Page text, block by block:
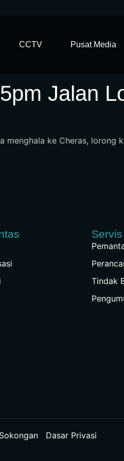
CCTV Pusat Media
Jalan
ke Cheras, lorong
Servis
Tindak
Sokongan Dasar Privasi